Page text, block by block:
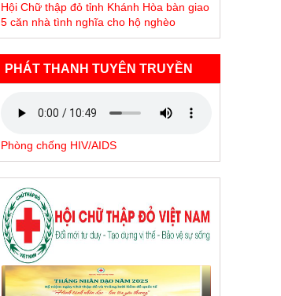
Hội Chữ thập đỏ tỉnh Khánh Hòa bàn giao
5 căn nhà tình nghĩa cho hộ nghèo
PHÁT THANH TUYÊN TRUYỀN
Phòng chống HIV/AIDS